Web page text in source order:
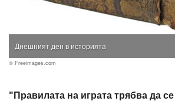
Днешният ден в историята
© Freeimages.com
"Правилата на играта трябва да